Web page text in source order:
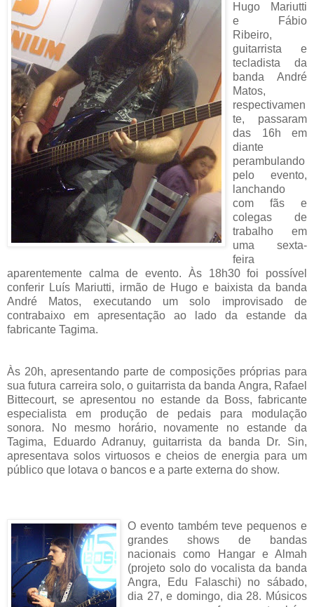
Hugo Mariutti
e Fábio
Ribeiro,
guitarrista e
tecladista da
banda André
Matos,
respectivamen
te, passaram
das 16h em
diante
perambulando
pelo evento,
lanchando
com fãs e
colegas de
trabalho em
uma sexta-
feira
aparentemente calma de evento. Às 18h30 foi possível
conferir Luís Mariutti, irmão de Hugo e baixista da banda
André Matos, executando um solo improvisado de
contrabaixo em apresentação ao lado da estande da
fabricante Tagima.
Às 20h, apresentando parte de composições próprias para
sua futura carreira solo, o guitarrista da banda Angra, Rafael
Bittecourt, se apresentou no estande da Boss, fabricante
especialista em produção de pedais para modulação
sonora. No mesmo horário, novamente no estande da
Tagima, Eduardo Adranuy, guitarrista da banda Dr. Sin,
apresentava solos virtuosos e cheios de energia para um
público que lotava o bancos e a parte externa do show.
O evento também teve pequenos e
grandes shows de bandas
nacionais como Hangar e Almah
(projeto solo do vocalista da banda
Angra, Edu Falaschi) no sábado,
dia 27, e domingo, dia 28. Músicos